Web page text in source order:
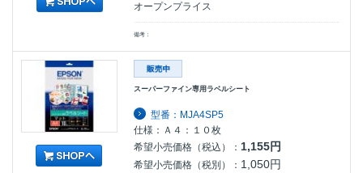
オープンプライス
備考：
スーパーファイン専用ラベルシート
型番：MJA4SP5
仕様：Ａ４：１０枚
希望小売価格（税込）： 1,155円
希望小売価格（税別）： 1,050円